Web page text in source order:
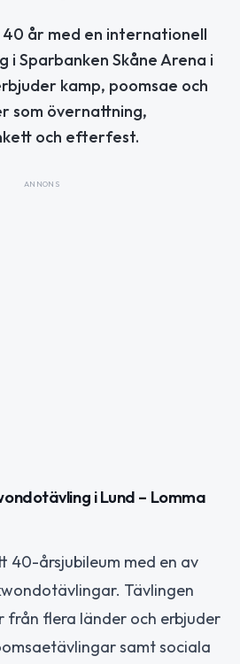
år med en internationell
i Sparbanken Skåne Arena i
kamp, poomsae och
som övernattning,
och efterfest.
ANNONS
i Lund – Lomma
40-årsjubileum med en av
Tävlingen
från flera länder och erbjuder
samt sociala